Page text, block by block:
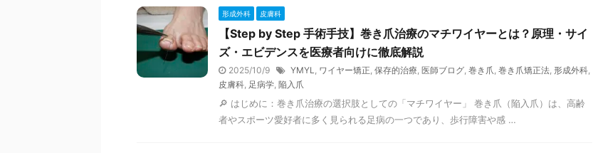
形成外科 皮膚科
【Step by Step 手術手技】巻き爪治療のマチワイヤーとは？原理・サイ
ズ・エビデンスを医療者向けに徹底解説
2025/10/9 YMYL, ワイヤー矯正, 保存的治療, 医師ブログ, 巻き爪, 巻き爪矯正法, 形成外科,
皮膚科, 足病学, 陥入爪
🔎 はじめに：巻き爪治療の選択肢としての「マチワイヤー」 巻き爪（陥入爪）は、高齢
者やスポーツ愛好者に多く見られる足病の一つであり、歩行障害や感 …